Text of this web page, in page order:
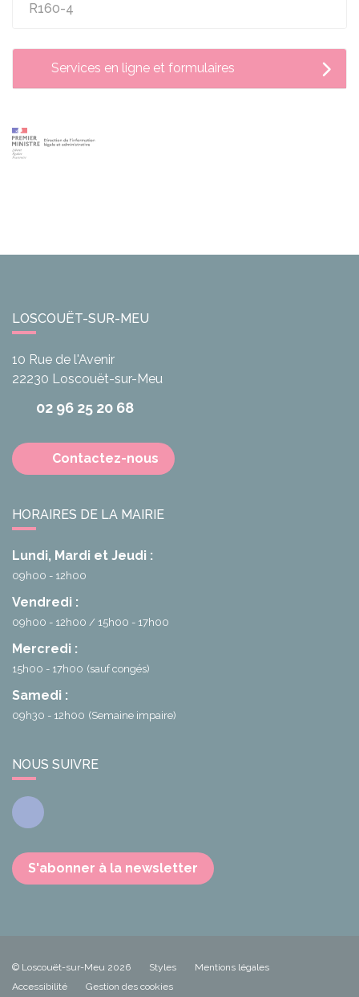
R160-4
Services en ligne et formulaires
LOSCOUËT-SUR-MEU
10 Rue de l'Avenir
22230 Loscouët-sur-Meu
02 96 25 20 68
Contactez-nous
HORAIRES DE LA MAIRIE
Lundi, Mardi et Jeudi :
09h00 - 12h00
Vendredi :
09h00 - 12h00 15h00 - 17h00
Mercredi :
15h00 - 17h00 (sauf congés)
Samedi :
09h30 - 12h00 (Semaine impaire)
NOUS SUIVRE
Facebook
S'abonner à la newsletter
© Loscouët-sur-Meu 2026 Styles
Mentions légales
Accessibilité
Gestion des cookies